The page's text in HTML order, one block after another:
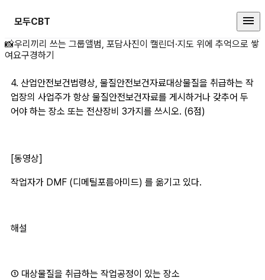
모두CBT
4. 산업안전보건법령상 상세 페이지
📸우리끼리 쓰는 그룹앨범, 포담사진이 캘린더·지도 위에 추억으로 쌓
여요구경하기
4. 산업안전보건법령상, 물질안전보건자료대상물질을 취급하는 작
업장의 사업주가 항상 물질안전보건자료를 게시하거나 갖추어 두
어야 하는 장소 또는 전산장비 3가지를 쓰시오. (6점)
[동영상]
작업자가 DMF (디메틸포름아미드) 를 옮기고 있다.
해설
① 대상물질을 취급하는 작업공정이 있는 장소